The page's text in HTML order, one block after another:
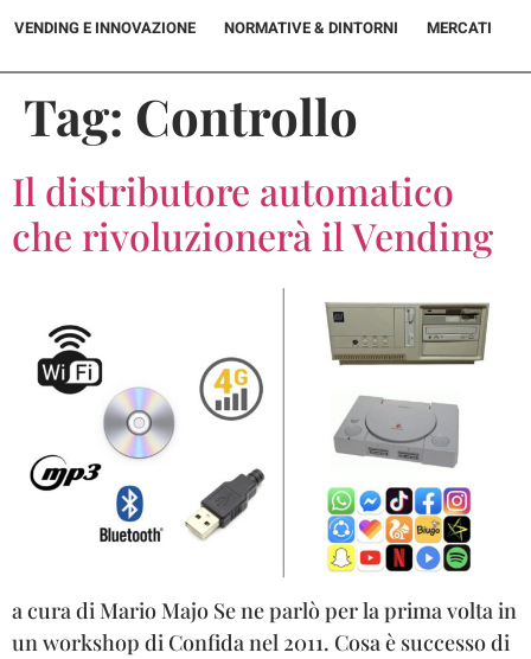
VENDING E INNOVAZIONE NORMATIVE & DINTORNI MERCATI
Tag: Controllo
Il distributore automatico
che rivoluzionerà il Vending
a cura di Mario Majo Se ne parlò per la prima volta in
un workshop di Confida nel 2011. Cosa è successo di